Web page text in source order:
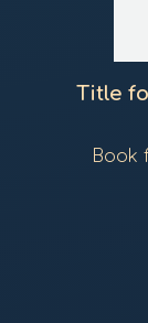
Title
Book